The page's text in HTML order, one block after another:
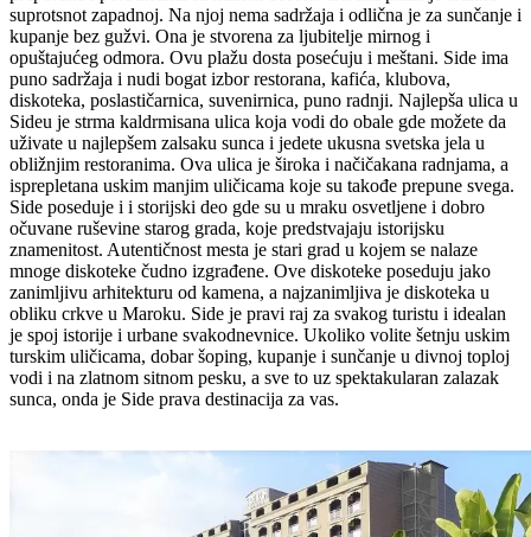
suprotsnot zapadnoj. Na njoj nema sadržaja i odlična je za sunčanje i
kupanje bez gužvi. Ona je stvorena za ljubitelje mirnog i
opuštajućeg odmora. Ovu plažu dosta posećuju i meštani. Side ima
puno sadržaja i nudi bogat izbor restorana, kafića, klubova,
diskoteka, poslastičarnica, suvenirnica, puno radnji. Najlepša ulica u
Sideu je strma kaldrmisana ulica koja vodi do obale gde možete da
uživate u najlepšem zalsaku sunca i jedete ukusna svetska jela u
obližnjim restoranima. Ova ulica je široka i načičakana radnjama, a
isprepletana uskim manjim uličicama koje su takođe prepune svega.
Side poseduje i i storijski deo gde su u mraku osvetljene i dobro
očuvane ruševine starog grada, koje predstvajaju istorijsku
znamenitost. Autentičnost mesta je stari grad u kojem se nalaze
mnoge diskoteke čudno izgrađene. Ove diskoteke poseduju jako
zanimljivu arhitekturu od kamena, a najzanimljiva je diskoteka u
obliku crkve u Maroku. Side je pravi raj za svakog turistu i idealan
je spoj istorije i urbane svakodnevnice. Ukoliko volite šetnju uskim
turskim uličicama, dobar šoping, kupanje i sunčanje u divnoj toploj
vodi i na zlatnom sitnom pesku, a sve to uz spektakularan zalazak
sunca, onda je Side prava destinacija za vas.